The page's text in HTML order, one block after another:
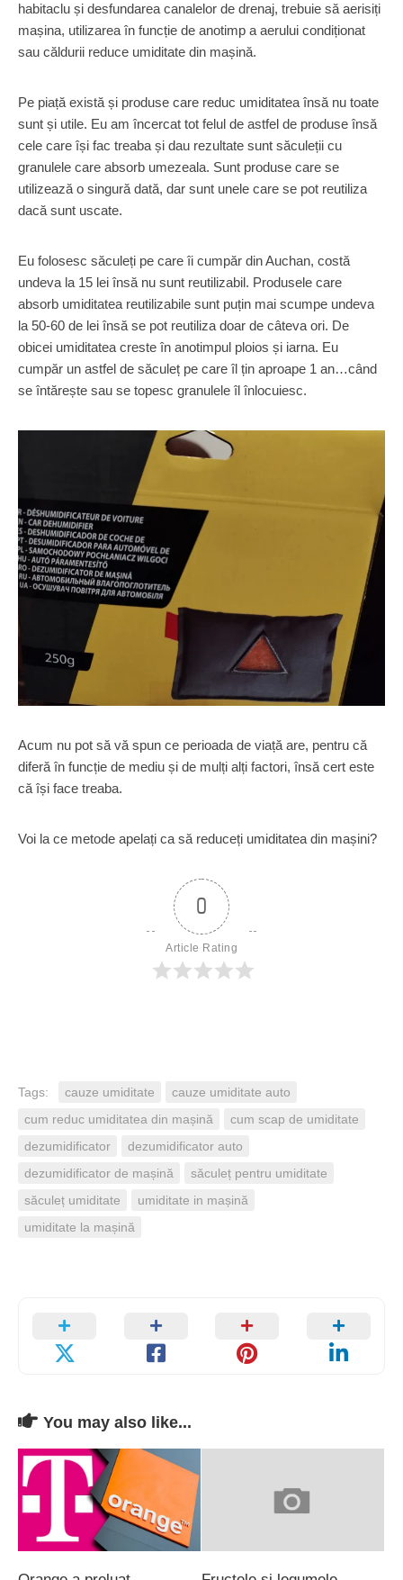
habitaclu și desfundarea canalelor de drenaj, trebuie să aerisiți
mașina, utilizarea în funcție de anotimp a aerului condiționat
sau căldurii reduce umiditate din mașină.
Pe piață există și produse care reduc umiditatea însă nu toate
sunt și utile. Eu am încercat tot felul de astfel de produse însă
cele care își fac treaba și dau rezultate sunt săculeții cu
granulele care absorb umezeala. Sunt produse care se
utilizează o singură dată, dar sunt unele care se pot reutiliza
dacă sunt uscate.
Eu folosesc săculeți pe care îi cumpăr din Auchan, costă
undeva la 15 lei însă nu sunt reutilizabil. Produsele care
absorb umiditatea reutilizabile sunt puțin mai scumpe undeva
la 50-60 de lei însă se pot reutiliza doar de câteva ori. De
obicei umiditatea creste în anotimpul ploios și iarna. Eu
cumpăr un astfel de săculeț pe care îl țin aproape 1 an…când
se întărește sau se topesc granulele îl înlocuiesc.
Acum nu pot să vă spun ce perioada de viață are, pentru că
diferă în funcție de mediu și de mulți alți factori, însă cert este
că își face treaba.
Voi la ce metode apelați ca să reduceți umiditatea din mașini?
0
Article Rating
Tags: cauze umiditate
cauze umiditate auto
cum reduc umiditatea din mașină
cum scap de umiditate
dezumidificator
dezumidificator auto
dezumidificator de mașină
săculeț pentru umiditate
săculeț umiditate
umiditate in mașină
umiditate la mașină
You may also like...